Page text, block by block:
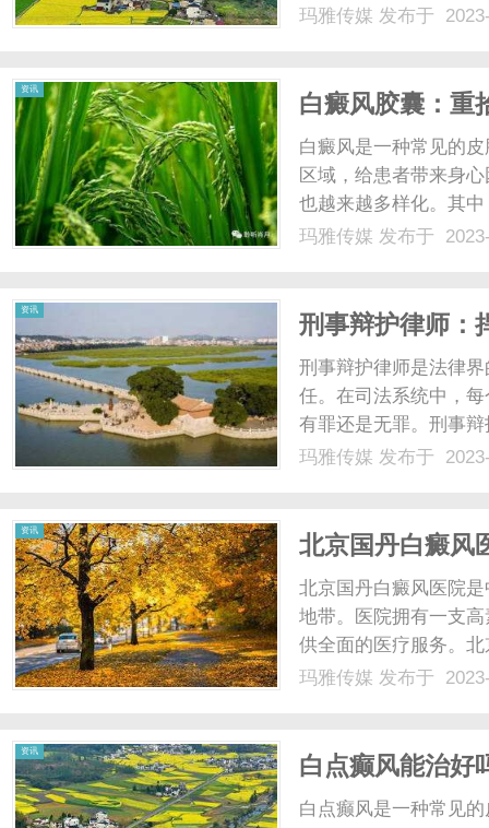
国内还是国际的，无
玛雅传媒 发布于
资讯
白癜风胶囊：重
白癜风是一种常见的
区域，给患者带来身
也越来越多样化。其
药。白癜风胶囊是一
玛雅传媒 发布于
资讯
刑事辩护律师：
刑事辩护律师是法律
任。在司法系统中，
有罪还是无罪。刑事
障，并为他们提供合
玛雅传媒 发布于
资讯
北京国丹白癜风
北京国丹白癜风医院
地带。医院拥有一支
供全面的医疗服务。
就诊环境，为患者提
玛雅传媒 发布于
资讯
白点癫风能治好
白点癫风是一种常见